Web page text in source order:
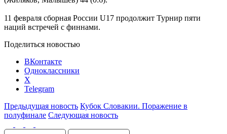
11 февраля сборная России U17 продолжит Турнир пяти
наций встречей с финнами.
Поделиться новостью
ВКонтакте
Одноклассники
X
Telegram
Предыдущая новость Кубок Словакии. Поражение в
полуфинале Следующая новость